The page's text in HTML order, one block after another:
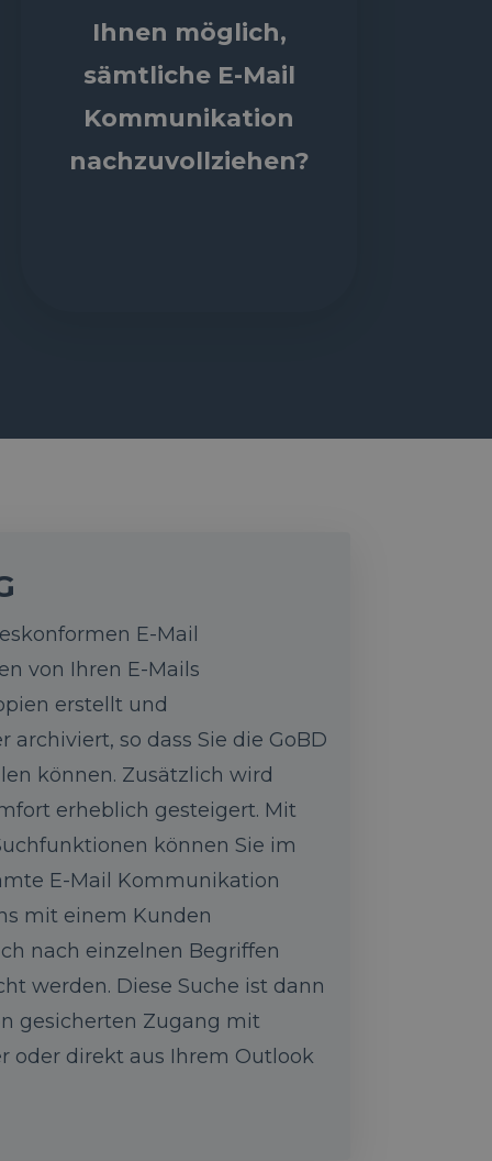
Ihnen möglich,
sämtliche E-Mail
Kommunikation
nachzuvollziehen?
E-Mail
von Ihren E-Mails
erstellt und
archiviert, so dass Sie die GoBD
können. Zusätzlich wird
erheblich gesteigert. Mit
können Sie im
E-Mail Kommunikation
mit einem Kunden
nach einzelnen Begriffen
werden. Diese Suche ist dann
gesicherten Zugang mit
oder direkt aus Ihrem Outlook